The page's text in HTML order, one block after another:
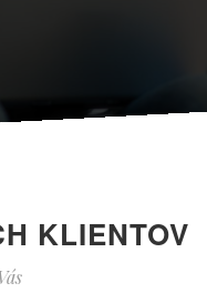
KLIENTOV